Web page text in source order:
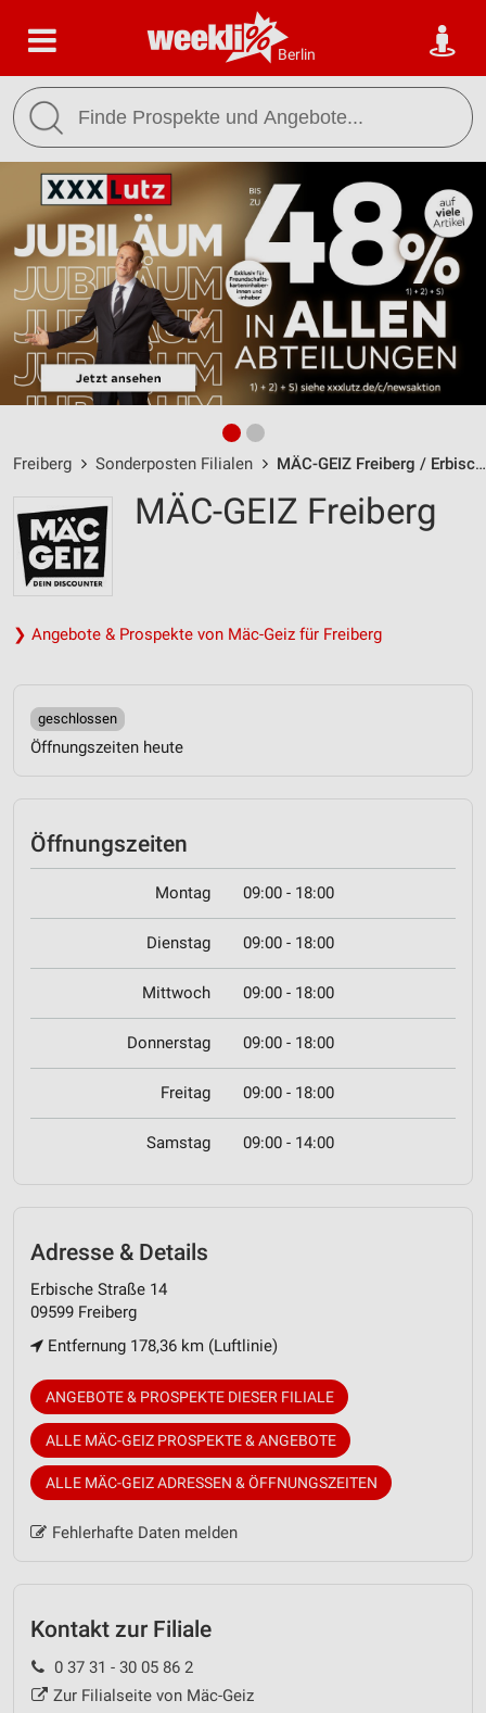
Berlin
Freiberg Sonderposten Filialen MÄC-GEIZ Freiberg / Erbische Straße 14 - Öffnungszeiten & Adresse
MÄC-GEIZ Freiberg
❯ Angebote & Prospekte von Mäc-Geiz für Freiberg
geschlossen
Öffnungszeiten heute
Öffnungszeiten
Montag 09:00 - 18:00
Dienstag 09:00 - 18:00
Mittwoch 09:00 - 18:00
Donnerstag 09:00 - 18:00
Freitag 09:00 - 18:00
Samstag 09:00 - 14:00
Adresse & Details
Erbische Straße 14
09599 Freiberg
Entfernung 178,36 km (Luftlinie)
ANGEBOTE & PROSPEKTE DIESER FILIALE
ALLE MÄC-GEIZ PROSPEKTE & ANGEBOTE
ALLE MÄC-GEIZ ADRESSEN & ÖFFNUNGSZEITEN
Fehlerhafte Daten melden
Kontakt zur Filiale
0 37 31 - 30 05 86 2
Zur Filialseite von Mäc-Geiz